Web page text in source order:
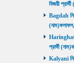
বিজয়ী
Bagdah
Haringhata
প্রার্থী
Kalyani